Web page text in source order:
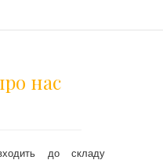
нас
до складу